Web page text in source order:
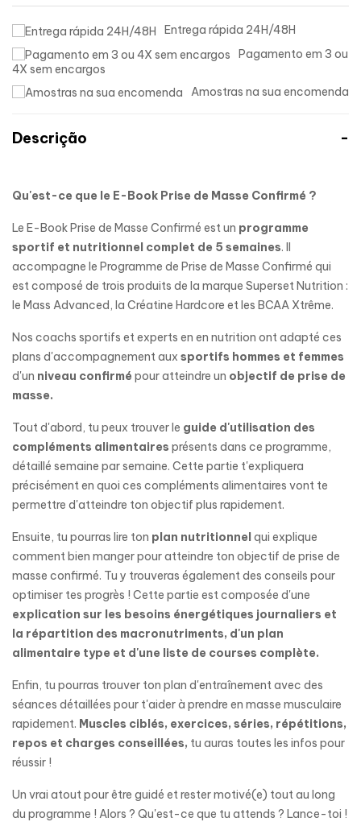
Entrega rápida 24H/48H
Pagamento em 3 ou
4X sem encargos
Amostras na sua encomenda
Descrição
Qu'est-ce que le E-Book Prise de Masse Confirmé ?
Le E-Book Prise de Masse Confirmé est un programme
sportif et nutritionnel complet de 5 semaines. Il
accompagne le Programme de Prise de Masse Confirmé qui
est composé de trois produits de la marque Superset Nutrition :
le Mass Advanced, la Créatine Hardcore et les BCAA Xtrême.
Nos coachs sportifs et experts en en nutrition ont adapté ces
plans d'accompagnement aux sportifs hommes et femmes
d'un niveau confirmé pour atteindre un objectif de prise de
masse.
Tout d'abord, tu peux trouver le guide d'utilisation des
compléments alimentaires présents dans ce programme,
détaillé semaine par semaine. Cette partie t'expliquera
précisément en quoi ces compléments alimentaires vont te
permettre d'atteindre ton objectif plus rapidement.
Ensuite, tu pourras lire ton plan nutritionnel qui explique
comment bien manger pour atteindre ton objectif de prise de
masse confirmé. Tu y trouveras également des conseils pour
optimiser tes progrès ! Cette partie est composée d'une
explication sur les besoins énergétiques journaliers et
la répartition des macronutriments, d'un plan
alimentaire type et d'une liste de courses complète.
Enfin, tu pourras trouver ton plan d'entraînement avec des
séances détaillées pour t'aider à prendre en masse musculaire
rapidement. Muscles ciblés, exercices, séries, répétitions,
repos et charges conseillées, tu auras toutes les infos pour
réussir !
Un vrai atout pour être guidé et rester motivé(e) tout au long
du programme ! Alors ? Qu'est-ce que tu attends ? Lance-toi !